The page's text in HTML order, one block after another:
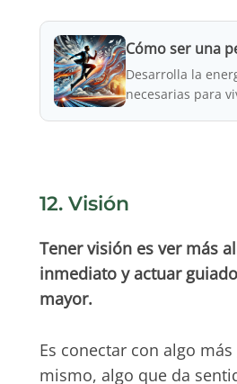
Cómo ser una
Desarrolla la
necesarias para
12. Visión
Tener visión es ver más
inmediato y actuar
mayor.
Es conectar con algo
mismo, algo que da